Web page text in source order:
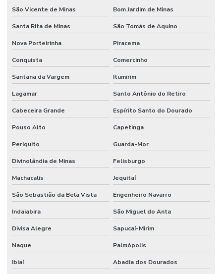
São Vicente de Minas Bom Jardim de Minas
Santa Rita de Minas São Tomás de Aquino
Nova Porteirinha Piracema
Conquista Comercinho
Santana da Vargem Itumirim
Lagamar Santo Antônio do Retiro
Cabeceira Grande Espírito Santo do Dourado
Pouso Alto Capetinga
Periquito Guarda-Mor
Divinolândia de Minas Felisburgo
Machacalis Jequitaí
São Sebastião da Bela Vista Engenheiro Navarro
Indaiabira São Miguel do Anta
Divisa Alegre Sapucaí-Mirim
Naque Palmópolis
Ibiaí Abadia dos Dourados